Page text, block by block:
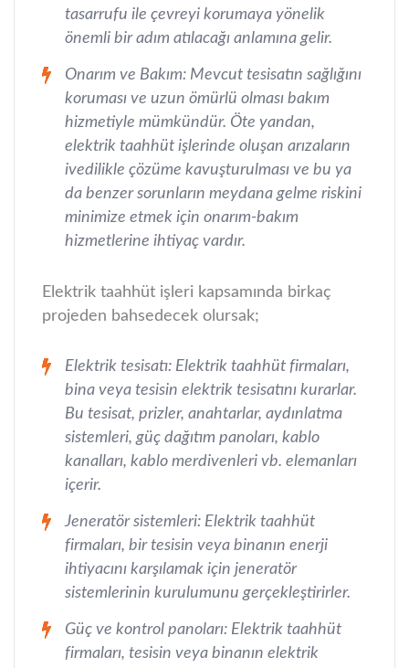
tasarrufu ile çevreyi korumaya yönelik
önemli bir adım atılacağı anlamına gelir.
Onarım ve Bakım: Mevcut tesisatın sağlığını
koruması ve uzun ömürlü olması bakım
hizmetiyle mümkündür. Öte yandan,
elektrik taahhüt işlerinde oluşan arızaların
ivedilikle çözüme kavuşturulması ve bu ya
da benzer sorunların meydana gelme riskini
minimize etmek için onarım-bakım
hizmetlerine ihtiyaç vardır.
Elektrik taahhüt işleri kapsamında birkaç
projeden bahsedecek olursak;
Elektrik tesisatı: Elektrik taahhüt firmaları,
bina veya tesisin elektrik tesisatını kurarlar.
Bu tesisat, prizler, anahtarlar, aydınlatma
sistemleri, güç dağıtım panoları, kablo
kanalları, kablo merdivenleri vb. elemanları
içerir.
Jeneratör sistemleri: Elektrik taahhüt
firmaları, bir tesisin veya binanın enerji
ihtiyacını karşılamak için jeneratör
sistemlerinin kurulumunu gerçekleştirirler.
Güç ve kontrol panoları: Elektrik taahhüt
firmaları, tesisin veya binanın elektrik